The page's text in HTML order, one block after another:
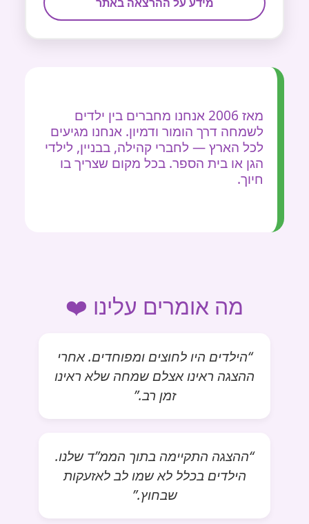
מאז 2006 אנחנו מחברים בין ילדים
לשמחה דרך הומור ודמיון. אנחנו מגיעים
לכל הארץ — לחברי קהילה, בבניין, לילדי
הגן או בית הספר. בכל מקום שצריך בו
חיוך.
מה אומרים עלינו ❤️
“הילדים היו לחוצים ומפוחדים. אחרי
ההצגה ראינו אצלם שמחה שלא ראינו
זמן רב.”
“ההצגה התקיימה בתוך הממ”ד שלנו.
הילדים בכלל לא שמו לב לאזעקות
שבחוץ.”